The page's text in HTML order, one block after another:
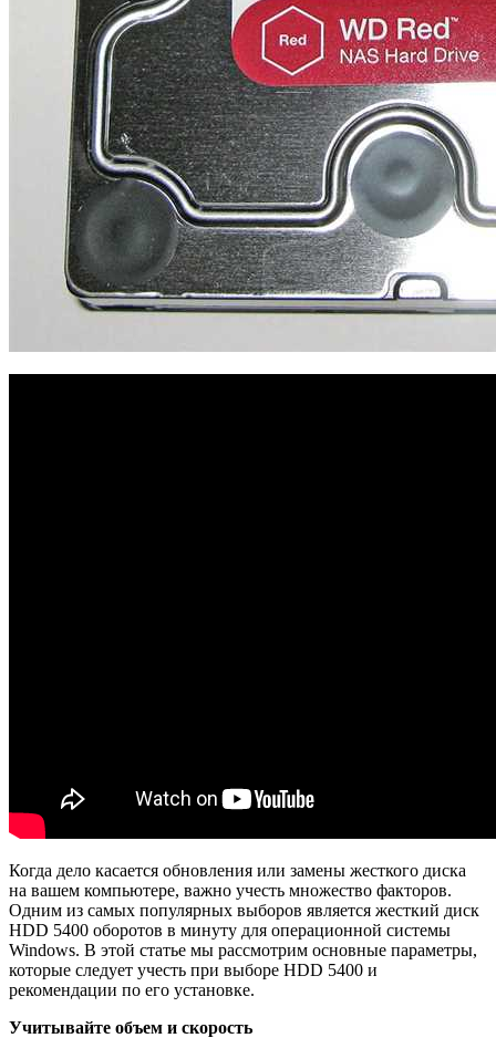
Когда дело касается обновления или замены жесткого диска
на вашем компьютере, важно учесть множество факторов.
Одним из самых популярных выборов является жесткий диск
HDD 5400 оборотов в минуту для операционной системы
Windows. В этой статье мы рассмотрим основные параметры,
которые следует учесть при выборе HDD 5400 и
рекомендации по его установке.
Учитывайте объем и скорость